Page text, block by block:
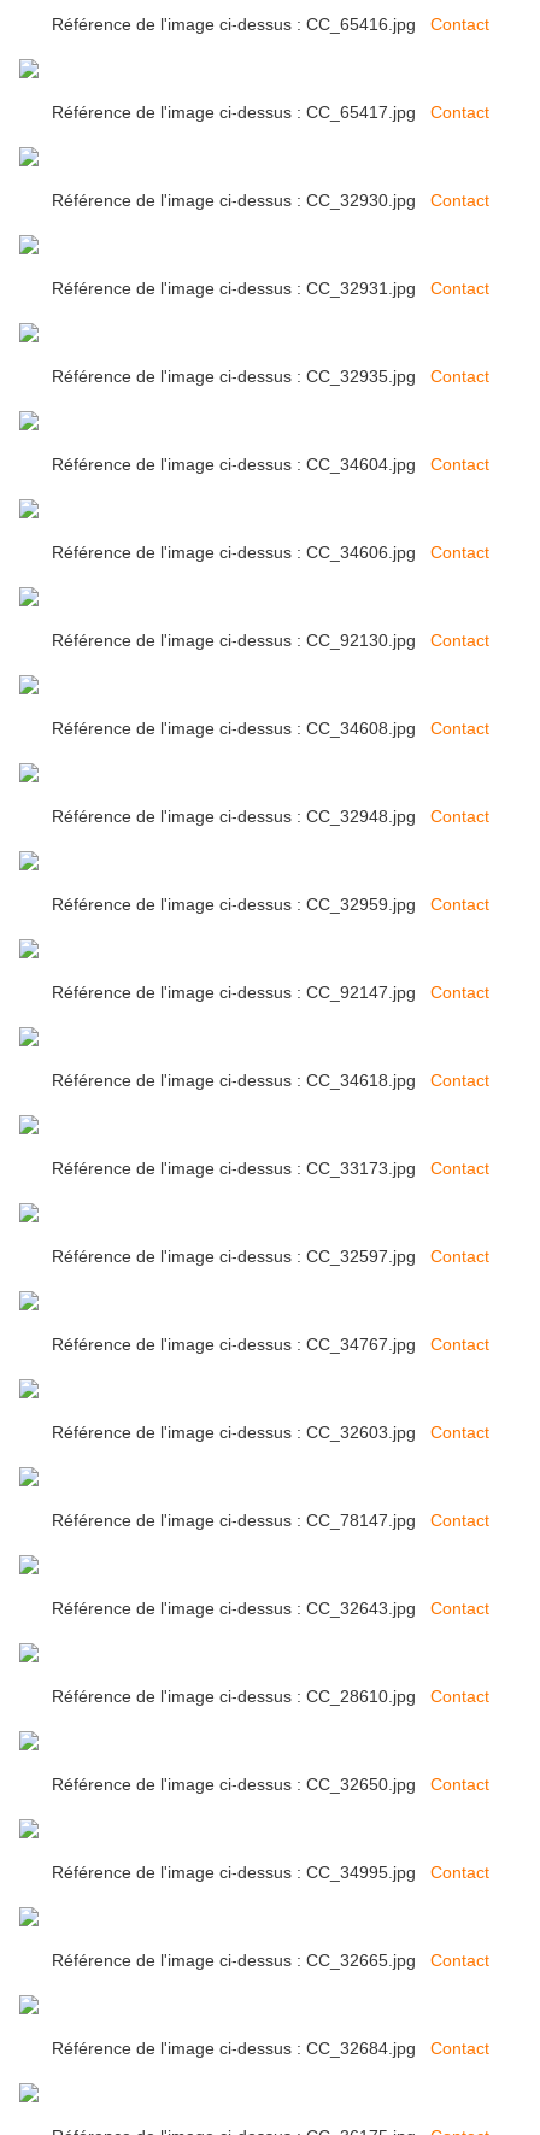
Référence de l'image ci-dessus : CC_65416.jpg Contact
Référence de l'image ci-dessus : CC_65417.jpg Contact
Référence de l'image ci-dessus : CC_32930.jpg Contact
Référence de l'image ci-dessus : CC_32931.jpg Contact
Référence de l'image ci-dessus : CC_32935.jpg Contact
Référence de l'image ci-dessus : CC_34604.jpg Contact
Référence de l'image ci-dessus : CC_34606.jpg Contact
Référence de l'image ci-dessus : CC_92130.jpg Contact
Référence de l'image ci-dessus : CC_34608.jpg Contact
Référence de l'image ci-dessus : CC_32948.jpg Contact
Référence de l'image ci-dessus : CC_32959.jpg Contact
Référence de l'image ci-dessus : CC_92147.jpg Contact
Référence de l'image ci-dessus : CC_34618.jpg Contact
Référence de l'image ci-dessus : CC_33173.jpg Contact
Référence de l'image ci-dessus : CC_32597.jpg Contact
Référence de l'image ci-dessus : CC_34767.jpg Contact
Référence de l'image ci-dessus : CC_32603.jpg Contact
Référence de l'image ci-dessus : CC_78147.jpg Contact
Référence de l'image ci-dessus : CC_32643.jpg Contact
Référence de l'image ci-dessus : CC_28610.jpg Contact
Référence de l'image ci-dessus : CC_32650.jpg Contact
Référence de l'image ci-dessus : CC_34995.jpg Contact
Référence de l'image ci-dessus : CC_32665.jpg Contact
Référence de l'image ci-dessus : CC_32684.jpg Contact